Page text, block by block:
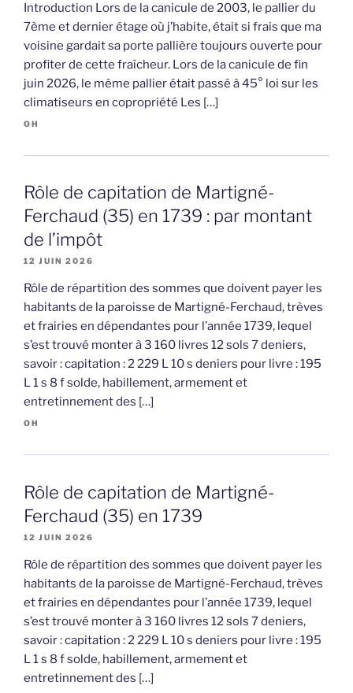
Introduction Lors de la canicule de 2003, le pallier du
7ème et dernier étage où j’habite, était si frais que ma
voisine gardait sa porte pallière toujours ouverte pour
profiter de cette fraîcheur. Lors de la canicule de fin
juin 2026, le même pallier était passé à 45° loi sur les
climatiseurs en copropriété Les […]
OH
Rôle de capitation de Martigné-
Ferchaud (35) en 1739 : par montant
de l’impôt
12 JUIN 2026
Rôle de répartition des sommes que doivent payer les
habitants de la paroisse de Martigné-Ferchaud, trèves
et frairies en dépendantes pour l’année 1739, lequel
s’est trouvé monter à 3 160 livres 12 sols 7 deniers,
savoir : capitation : 2 229 L 10 s deniers pour livre : 195
L 1 s 8 f solde, habillement, armement et
entretinnement des […]
OH
Rôle de capitation de Martigné-
Ferchaud (35) en 1739
12 JUIN 2026
Rôle de répartition des sommes que doivent payer les
habitants de la paroisse de Martigné-Ferchaud, trèves
et frairies en dépendantes pour l’année 1739, lequel
s’est trouvé monter à 3 160 livres 12 sols 7 deniers,
savoir : capitation : 2 229 L 10 s deniers pour livre : 195
L 1 s 8 f solde, habillement, armement et
entretinnement des […]